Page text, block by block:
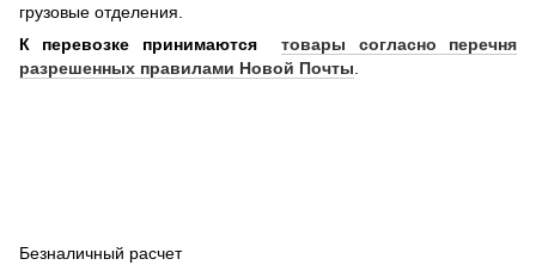
грузовые отделения.
К перевозке принимаютсятовары согласно перечня
разрешенных правилами Новой Почты.
Безналичный расчет